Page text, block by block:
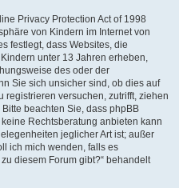
Privacy Protection Act of 1998
von Kindern im Internet von
festlegt, dass Websites, die
unter 13 Jahren erheben,
des oder der
Sie sich unsicher sind, ob dies auf
registrieren versuchen, zutrifft, ziehen
beachten Sie, dass phpBB
Rechtsberatung anbieten kann
jeglicher Art ist; außer
ich mich wenden, falls es
diesem Forum gibt?“ behandelt